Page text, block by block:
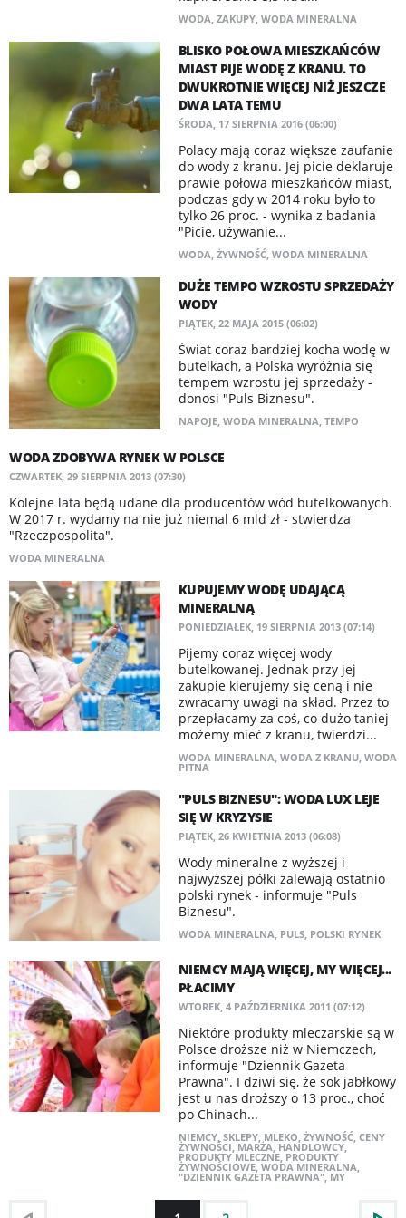
WODA, ZAKUPY, WODA MINERALNA
BLISKO POŁOWA MIESZKAŃCÓW
MIAST PIJE WODĘ Z KRANU. TO
DWUKROTNIE WIĘCEJ NIŻ JESZCZE
DWA LATA TEMU
ŚRODA, 17 SIERPNIA 2016 (06:00)
Polacy mają coraz większe zaufanie
do wody z kranu. Jej picie deklaruje
prawie połowa mieszkańców miast,
podczas gdy w 2014 roku było to
tylko 26 proc. - wynika z badania
"Picie, używanie...
WODA, ŻYWNOŚĆ, WODA MINERALNA
DUŻE TEMPO WZROSTU SPRZEDAŻY
WODY
PIĄTEK, 22 MAJA 2015 (06:02)
Świat coraz bardziej kocha wodę w
butelkach, a Polska wyróżnia się
tempem wzrostu jej sprzedaży -
donosi "Puls Biznesu".
NAPOJE, WODA MINERALNA, TEMPO
WODA ZDOBYWA RYNEK W POLSCE
CZWARTEK, 29 SIERPNIA 2013 (07:30)
Kolejne lata będą udane dla producentów wód butelkowanych.
W 2017 r. wydamy na nie już niemal 6 mld zł - stwierdza
"Rzeczpospolita".
WODA MINERALNA
KUPUJEMY WODĘ UDAJĄCĄ
MINERALNĄ
PONIEDZIAŁEK, 19 SIERPNIA 2013 (07:14)
Pijemy coraz więcej wody
butelkowanej. Jednak przy jej
zakupie kierujemy się ceną i nie
zwracamy uwagi na skład. Przez to
przepłacamy za coś, co dużo taniej
możemy mieć z kranu, twierdzi...
WODA MINERALNA WODA Z KRANU, WODA
PITNA
"PULS BIZNESU": WODA LUX LEJE
SIĘ W KRYZYSIE
PIĄTEK, 26 KWIETNIA 2013 (06:08)
Wody mineralne z wyższej i
najwyższej półki zalewają ostatnio
polski rynek - informuje "Puls
Biznesu".
WODA MINERALNA PULS, POLSKI RYNEK
NIEMCY MAJĄ WIĘCEJ, MY WIĘCEJ...
PŁACIMY
WTOREK, 4 PAŹDZIERNIKA 2011 (07:12)
Niektóre produkty mleczarskie są w
Polsce droższe niż w Niemczech,
informuje "Dziennik Gazeta
Prawna". I dziwi się, że sok jabłkowy
jest u nas droższy o 13 proc., choć
po Chinach...
NIEMCY, SKLEPY, MLEKO, ŻYWNOŚĆ, CENY
ŻYWNOŚCI, MARŻA, HANDLOWCY,
PRODUKTY MLECZNE, PRODUKTY
ŻYWNOŚCIOWE, WODA MINERALNA,
"DZIENNIK GAZETA PRAWNA", MY